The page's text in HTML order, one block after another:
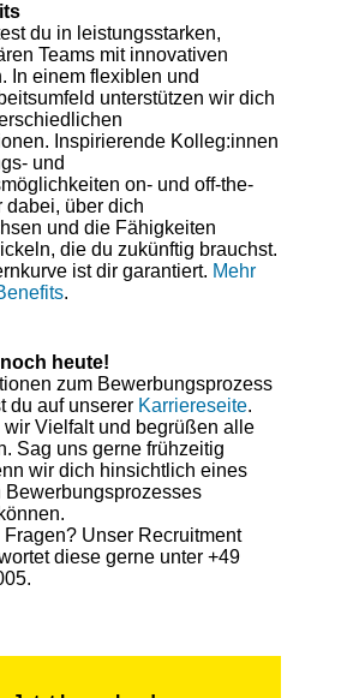
du in leistungsstarken,
Teams mit innovativen
In einem flexiblen und
unterstützen wir dich
Inspirierende Kolleg:innen
und
on- und off-the-
dabei, über dich
und die Fähigkeiten
die du zukünftig brauchst.
ist dir garantiert. Mehr
.
heute!
zum Bewerbungsprozess
du auf unserer Karriereseite.
wir Vielfalt und begrüßen alle
Sag uns gerne frühzeitig
wir dich hinsichtlich eines
Bewerbungsprozesses
Fragen? Unser Recruitment
diese gerne unter +49